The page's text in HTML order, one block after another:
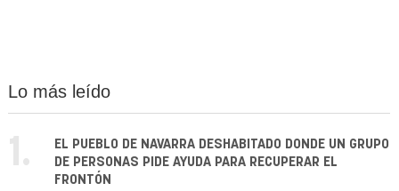
Lo más leído
1.
EL PUEBLO DE NAVARRA DESHABITADO DONDE UN GRUPO
DE PERSONAS PIDE AYUDA PARA RECUPERAR EL
FRONTÓN